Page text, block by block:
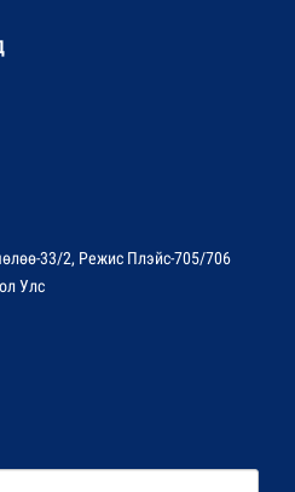
33/2, Режис Плэйс-705/706
Улс